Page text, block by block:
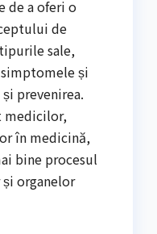
de a oferi o
de
sale,
și
prevenirea.
medicilor,
în medicină,
bine procesul
organelor